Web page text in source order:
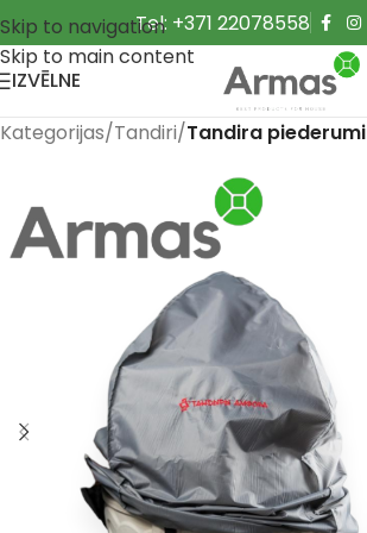
Skip to navigation
Skip to main content
Tel: +371 22078558
IZVĒLNE
Kategorijas Tandiri Tandira piederumi